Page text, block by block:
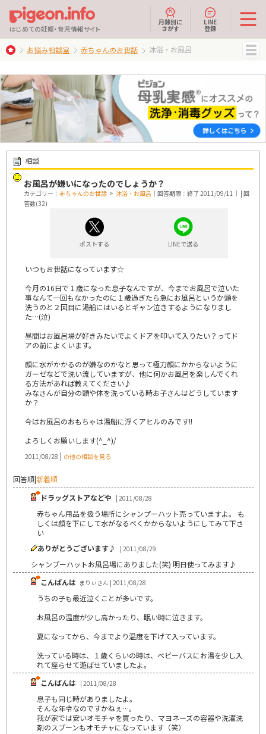
はじめての妊娠・育児情報サイト
月齢別に
さがす
LINE
登録
お悩み相談室 赤ちゃんのお世話 沐浴・お風呂
相談
お風呂が嫌いになったのでしょうか？
カテゴリー： 赤ちゃんのお世話 > 沐浴・お風呂 ｜回答期限：終了 2011/09/11｜ | 回
答数(32)
ポストする LINEで送る
いつもお世話になっています☆
今月の16日で１歳になった息子なんですが、今までお風呂で泣いた
事なんて一回もなかったのに１歳過ぎたら急にお風呂というか頭を
洗うのと２回目に湯船にはいるとギャン泣きするようになりまし
た…(泣)
昼間はお風呂場が好きみたいでよくドアを叩いて入りたい？ってド
アの前によくいます。
顔に水がかかるのが嫌なのかなと思って極力顔にかからないように
ガーゼなどで洗い流していますが、他に何かお風呂を楽しんでくれ
る方法があれば教えてください♪
みなさんが自分の頭や体を洗っている時お子さんはどうしています
か？
今はお風呂のおもちゃは湯船に浮くアヒルのみです!!
よろしくお願いします(^_^)/
2011/08/28 | の他の相談を見る
回答順|新着順
ドラッグストアなどや | 2011/08/28
赤ちゃん用品を扱う場所にシャンプーハット売っていますよ。 も
しくは顔を下にして水がなるべくかからないようにしてみて下さ
い
ありがとうございます♪
| 2011/08/29
シャンプーハットお風呂場にありました(笑) 明日使ってみます♪
こんばんは まりぃさん | 2011/08/28
うちの子も最近泣くことが多いです。
お風呂の温度が少し高かったり、眠い時に泣きます。
夏になってから、今までより温度を下げて入っています。
洗っている時は、１歳くらいの時は、ベビーバスにお湯を少し入
れて座らせて遊ばせていましたよ。
こんばんは | 2011/08/28
息子も同じ時がありましたよ。
そんな年令なのですかねぇ…。
我が家では安いオモチャを買ったり、マヨネーズの容器や洗濯洗
剤のスプーンもオモチャになっています（笑）